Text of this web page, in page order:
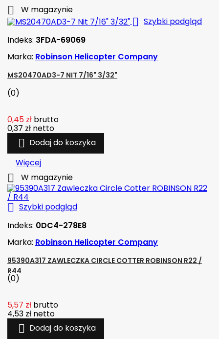
 W magazynie
 Szybki podgląd
Indeks: 3FDA-69069
Marka: Robinson Helicopter Company
MS20470AD3-7 NIT 7/16" 3/32"
(0)
0,45 zł brutto
0,37 zł netto
 Dodaj do koszyka
Więcej
 W magazynie
 Szybki podgląd
Indeks: 0DC4-278E8
Marka: Robinson Helicopter Company
95390A317 ZAWLECZKA CIRCLE COTTER ROBINSON R22 /
R44
(0)
5,57 zł brutto
4,53 zł netto
 Dodaj do koszyka